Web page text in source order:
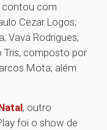
contou com
Cezar Logos;
Vavá Rodrigues;
Tris, composto por
Mota; além
, outro
foi o show de